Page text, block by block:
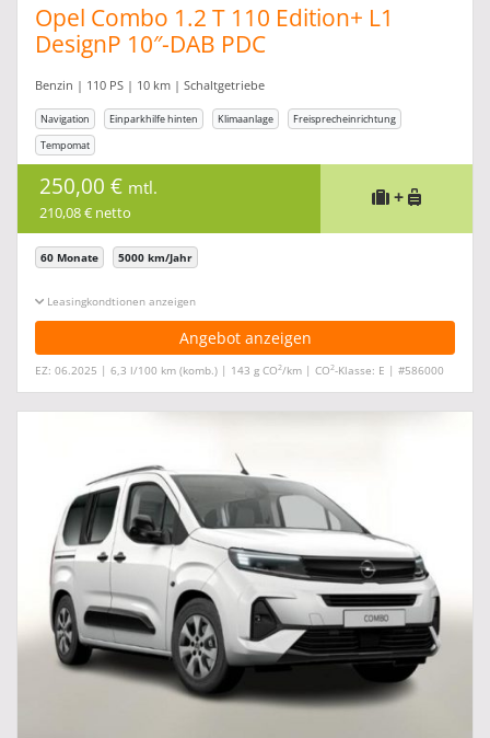
Opel Combo 1.2 T 110 Edition+ L1
DesignP 10″-DAB PDC
Benzin | 110 PS | 10 km | Schaltgetriebe
Navigation Einparkhilfe hinten Klimaanlage
Freisprecheinrichtung
Tempomat
250,00 € mtl.
210,08 € netto
+
60 Monate 5000 km/Jahr
Leasingkonditionen ein-/ausblenden
Angebot anzeigen
EZ: 06.2025 | 6,3 l/100 km (komb.) | 143 g CO2/km | CO2-Klasse: E | #586000